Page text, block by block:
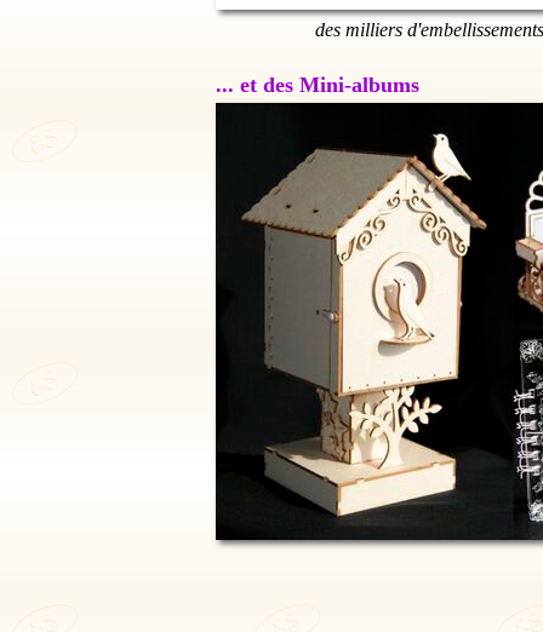
des milliers
... et des Mini-albums